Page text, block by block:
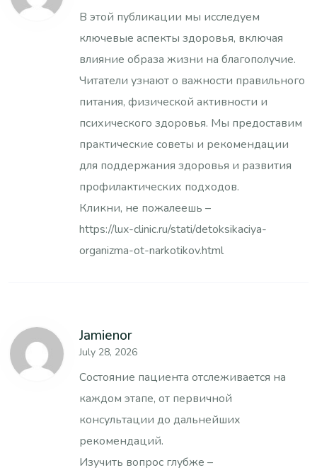
В этой публикации мы исследуем
ключевые аспекты здоровья, включая
влияние образа жизни на благополучие.
Читатели узнают о важности правильного
питания, физической активности и
психического здоровья. Мы предоставим
практические советы и рекомендации
для поддержания здоровья и развития
профилактических подходов.
Кликни, не пожалеешь –
https://lux-clinic.ru/stati/detoksikaciya-
organizma-ot-narkotikov.html
Jamienor
July 28, 2026
Состояние пациента отслеживается на
каждом этапе, от первичной
консультации до дальнейших
рекомендаций.
Изучить вопрос глубже –